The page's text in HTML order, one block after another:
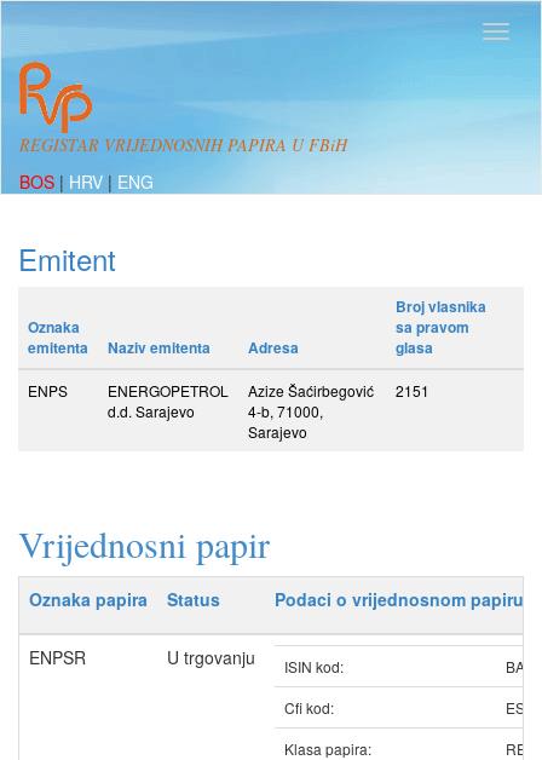
REGISTAR VRIJEDNOSNIH PAPIRA U FBiH
BOS | HRV | ENG
Emitent
Oznaka
emitenta
Naziv emitenta Adresa
Broj vlasnika
sa pravom
glasa
ENPS
ENERGOPETROL
d.d. Sarajevo
Azize Šaćirbegović
4-b, 71000,
Sarajevo
2151
Vrijednosni papir
Oznaka papira Status Podaci o vrijednosnom papiru
ENPSR U trgovanju ISIN kod:
Cfi kod:
Klasa papira: